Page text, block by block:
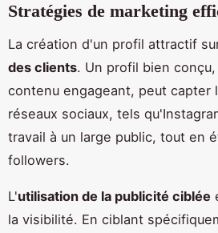
Stratégies de marketing
La création d'un profil attractif
des clients. Un profil bien
contenu engageant, peut
réseaux sociaux, tels
travail à un large public, tout en
followers.
L'utilisation de la publicité ciblée
la visibilité. En ciblant